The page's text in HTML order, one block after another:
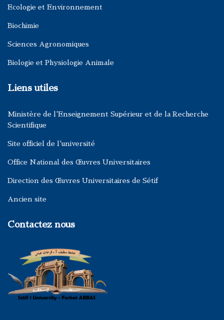
Ecologie et Environnement
Biochimie
Sciences Agronomiques
Biologie et Physiologie Animale
Liens utiles
Ministère de l'Enseignement Supérieur et de la Recherche
Scientifique
Site officiel de l'université
Office National des Œuvres Universitaires
Direction des Œuvres Universitaires de Sétif
Ancien site
Contactez nous